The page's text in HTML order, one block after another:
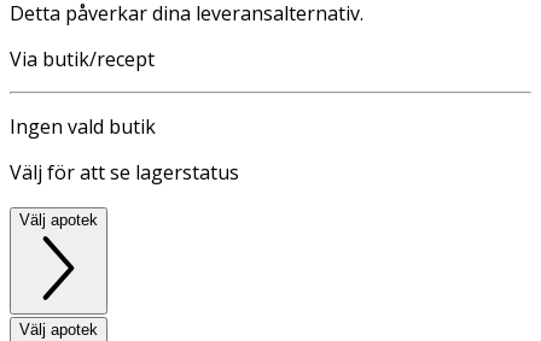
Detta påverkar dina leveransalternativ.
Via butik/recept
Ingen vald butik
Välj för att se lagerstatus
Välj apotek
Välj apotek